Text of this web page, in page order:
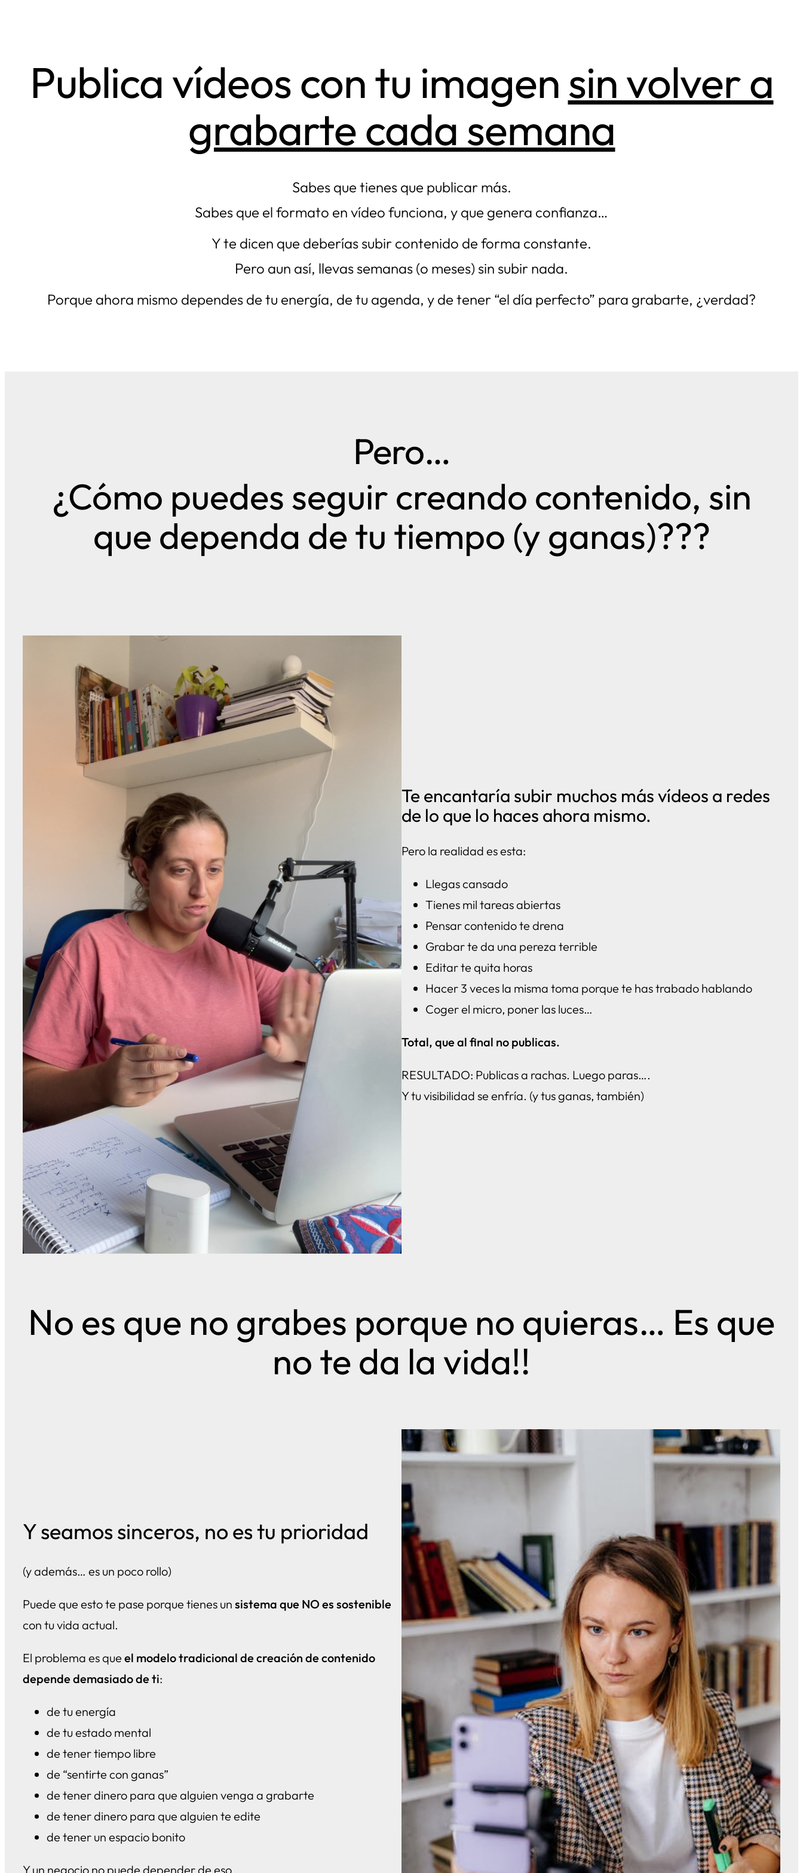
Publica vídeos con tu imagensin volver a
grabarte cada semana
Sabes que tienes que publicar más.
Sabes que el formato en vídeo funciona, y que genera confianza…
Y te dicen que deberías subir contenido de forma constante.
Pero aun así, llevas semanas (o meses) sin subir nada.
Porque ahora mismo dependes de tu energía, de tu agenda, y de tener “el día perfecto” para grabarte, ¿verdad?
Pero…
¿Cómo puedes seguir creando contenido, sin
que dependa de tu tiempo (y ganas)???
Te encantaría subir muchos más vídeos a redes
de lo que lo haces ahora mismo.
Pero la realidad es esta:
Llegas cansado
Tienes mil tareas abiertas
Pensar contenido te drena
Grabar te da una pereza terrible
Editar te quita horas
Hacer 3 veces la misma toma porque te has trabado hablando
Coger el micro, poner las luces…
Total, que al final no publicas.
RESULTADO: Publicas a rachas. Luego paras….
Y tu visibilidad se enfría. (y tus ganas, también)
No es que no grabes porque no quieras… Es que
no te da la vida!!
Y seamos sinceros, no es tu prioridad
(y además… es un poco rollo)
Puede que esto te pase porque tienes un sistema que NO es sostenible
con tu vida actual.
El problema es que el modelo tradicional de creación de contenido
depende demasiado de ti:
de tu energía
de tu estado mental
de tener tiempo libre
de “sentirte con ganas”
de tener dinero para que alguien venga a grabarte
de tener dinero para que alguien te edite
de tener un espacio bonito
Y un negocio no puede depender de eso.